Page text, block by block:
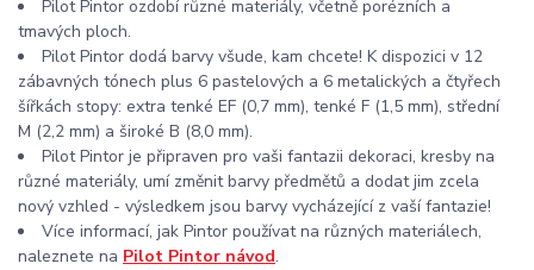
Pilot Pintor ozdobí různé materiály, včetně porézních a
tmavých ploch.
Pilot Pintor dodá barvy všude, kam chcete! K dispozici v 12
zábavných tónech plus 6 pastelových a 6 metalických a čtyřech
šířkách stopy: extra tenké EF (0,7 mm), tenké F (1,5 mm), střední
M (2,2 mm) a široké B (8,0 mm).
Pilot Pintor je připraven pro vaši fantazii dekoraci, kresby na
různé materiály, umí změnit barvy předmětů a dodat jim zcela
nový vzhled - výsledkem jsou barvy vycházející z vaší fantazie!
Více informací, jak Pintor používat na různých materiálech,
naleznete na Pilot Pintor návod.